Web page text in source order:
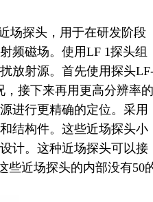
场探头，用于在研发阶段
频磁场。使用LF 1探头组
放射源。首先使用探头
，接下来再用更高分辨率的
进行更精确的定位。采用
结构件。这些近场探头小
计。这种近场探头可以接
些近场探头的内部没有50